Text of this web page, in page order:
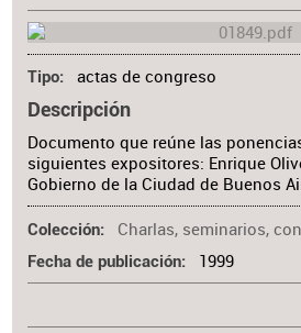
Tipo actas de congreso
Descripción
Documento que reúne las
siguientes expositores: Enrique
Gobierno de la Ciudad de Buenos
Colección Charlas, seminarios,
Fecha de publicación 1999